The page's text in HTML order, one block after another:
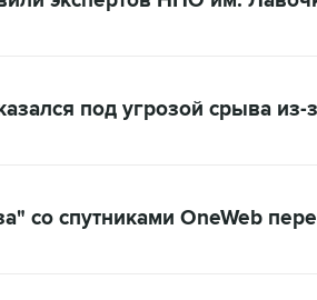
под угрозой срыва
со спутниками OneWeb